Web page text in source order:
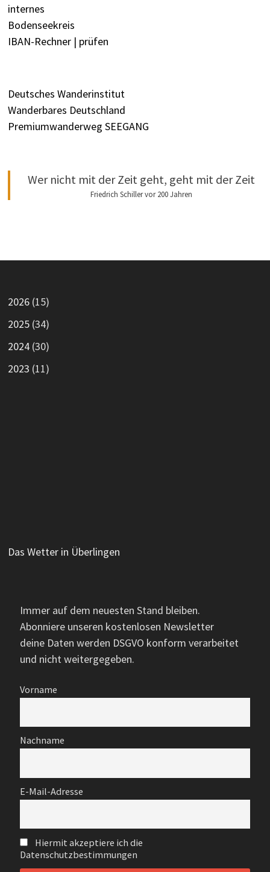
internes
Bodenseekreis
IBAN-Rechner | prüfen
Deutsches Wanderinstitut
Wanderbares Deutschland
Premiumwanderweg SEEGANG
Wer nicht mit der Zeit geht, geht mit der Zeit
Friedrich Schiller vor 200 Jahren
2026(15)
2025(34)
2024(30)
2023 (11)
Das Wetter in Überlingen
Immer auf dem neuesten Stand bleiben.
Abonniere unseren kostenlosen Newsletter
deine Daten werden DSGVO konform verarbeitet
und nicht weitergegeben.
Vorname
Nachname
E-Mail-Adresse
Hiermit akzeptiere ich die
Datenschutzbestimmungen